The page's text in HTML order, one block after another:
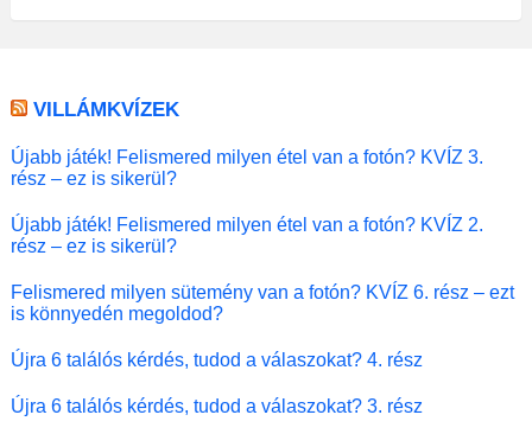
VILLÁMKVÍZEK
Újabb játék! Felismered milyen étel van a fotón? KVÍZ 3.
rész – ez is sikerül?
Újabb játék! Felismered milyen étel van a fotón? KVÍZ 2.
rész – ez is sikerül?
Felismered milyen sütemény van a fotón? KVÍZ 6. rész – ezt
is könnyedén megoldod?
Újra 6 találós kérdés, tudod a válaszokat? 4. rész
Újra 6 találós kérdés, tudod a válaszokat? 3. rész